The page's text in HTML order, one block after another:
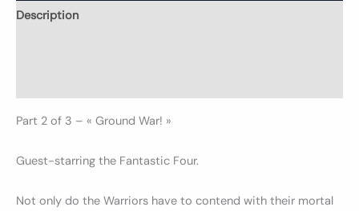
Description
Part 2 of 3 – « Ground War! »
Guest-starring the Fantastic Four.
Not only do the Warriors have to contend with their mortal